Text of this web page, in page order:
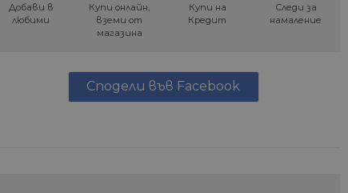
Добави в
любими
Купи онлайн,
вземи от
магазина
Купи на
Кредит
Следи за
намаление
Сподели във Facebook